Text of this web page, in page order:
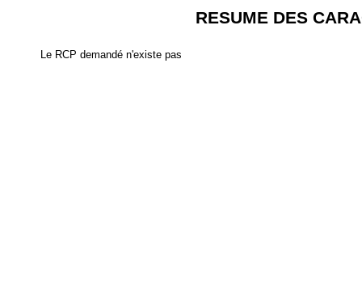
RESUME DES
Le RCP demandé n'existe pas